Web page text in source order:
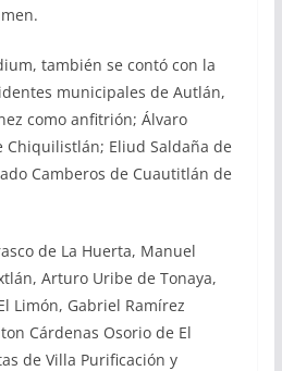
también se contó con la
municipales de Autlán,
como anfitrión; Álvaro
Chiquilistlán; Eliud Saldaña de
Camberos de Cuautitlán de
de La Huerta, Manuel
Arturo Uribe de Tonaya,
Limón, Gabriel Ramírez
Cárdenas Osorio de El
de Villa Purificación y